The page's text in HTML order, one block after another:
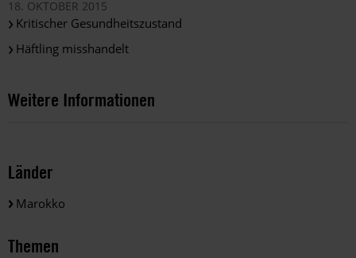
18. OKTOBER 2015
Kritischer Gesundheitszustand
Häftling misshandelt
Weitere Informationen
Länder
Marokko
Themen